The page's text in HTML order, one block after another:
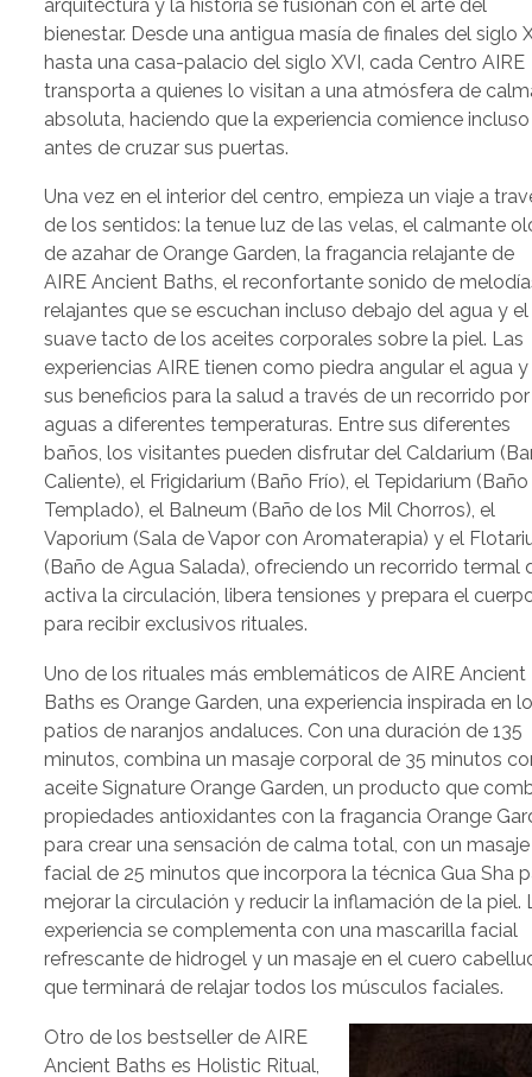
arquitectura y la historia se fusionan con el arte del
bienestar. Desde una antigua masía de finales del siglo
hasta una casa-palacio del siglo XVI, cada Centro AIRE
transporta a quienes lo visitan a una atmósfera de
absoluta, haciendo que la experiencia comience incluso
antes de cruzar sus puertas.
Una vez en el interior del centro, empieza un viaje a
de los sentidos: la tenue luz de las velas, el calmante
de azahar de Orange Garden, la fragancia relajante de
AIRE Ancient Baths, el reconfortante sonido de
relajantes que se escuchan incluso debajo del agua y el
suave tacto de los aceites corporales sobre la piel. Las
experiencias AIRE tienen como piedra angular el agua y
sus beneficios para la salud a través de un recorrido por
aguas a diferentes temperaturas. Entre sus diferentes
baños, los visitantes pueden disfrutar del Caldarium
Caliente), el Frigidarium (Baño Frío), el Tepidarium (Baño
Templado), el Balneum (Baño de los Mil Chorros), el
Vaporium (Sala de Vapor con Aromaterapia) y el
(Baño de Agua Salada), ofreciendo un recorrido termal
activa la circulación, libera tensiones y prepara el
para recibir exclusivos rituales.
Uno de los rituales más emblemáticos de AIRE Ancient
Baths es Orange Garden, una experiencia inspirada en
patios de naranjos andaluces. Con una duración de 135
minutos, combina un masaje corporal de 35 minutos
aceite Signature Orange Garden, un producto que
propiedades antioxidantes con la fragancia Orange
para crear una sensación de calma total, con un masaje
facial de 25 minutos que incorpora la técnica Gua Sha
mejorar la circulación y reducir la inflamación de la piel.
experiencia se complementa con una mascarilla facial
refrescante de hidrogel y un masaje en el cuero
que terminará de relajar todos los músculos faciales.
Otro de los bestseller de AIRE
Ancient Baths es Holistic Ritual,